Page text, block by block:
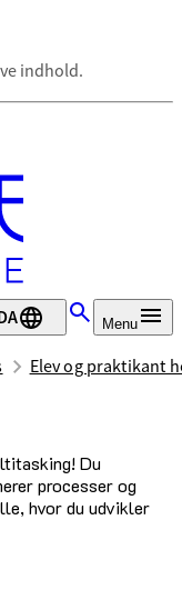
indhold.
Menu
Elev og praktikant
Du
processer og
hvor du udvikler